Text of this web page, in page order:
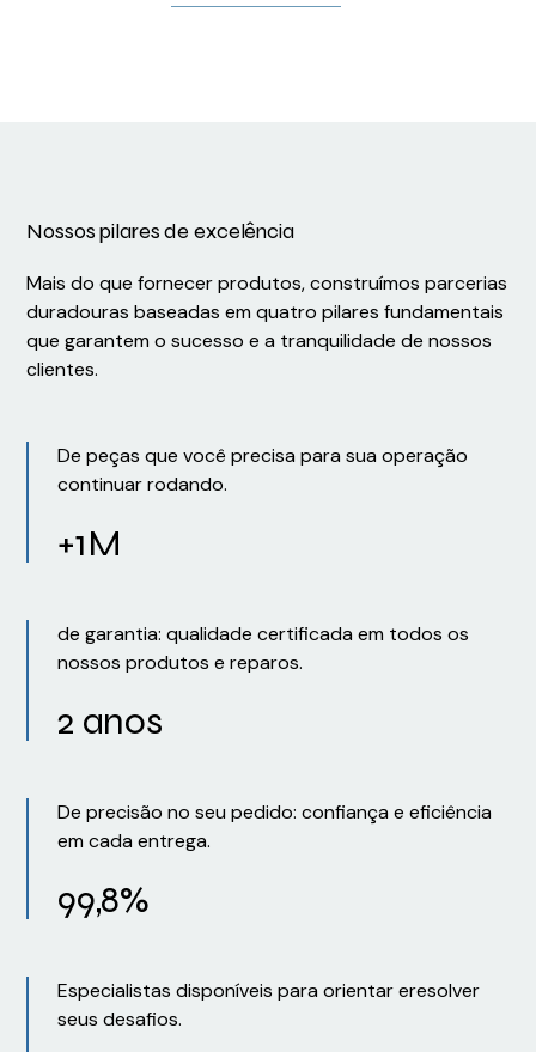
Nossos pilares de excelência
Mais do que fornecer produtos, construímos parcerias
duradouras baseadas em quatro pilares fundamentais
que garantem o sucesso e a tranquilidade de nossos
clientes.
De peças que você precisa para sua operação
continuar rodando.
+1M
de garantia: qualidade certificada em todos os
nossos produtos e reparos.
2 anos
De precisão no seu pedido: confiança e eficiência
em cada entrega.
99,8%
Especialistas disponíveis para orientar eresolver
seus desafios.